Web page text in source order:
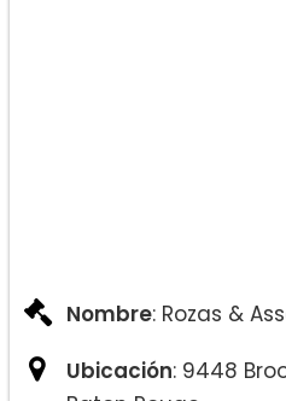
Nombre: Rozas &
Ubicación: 9448